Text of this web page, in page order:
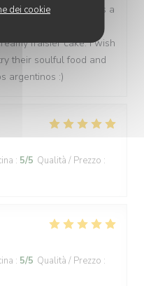
dei cookieEvery dish was a
assiette de
fraisier cake. I wish
their soulful food and
argentinos :)
: 5/5 Qualità / Prezzo :
: 5/5 Qualità / Prezzo :